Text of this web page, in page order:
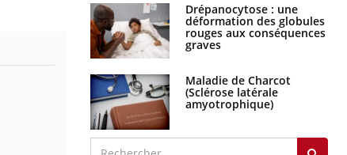
Drépanocytose : une
déformation des globules
rouges aux conséquences
graves
Maladie de Charcot
(Sclérose latérale
amyotrophique)